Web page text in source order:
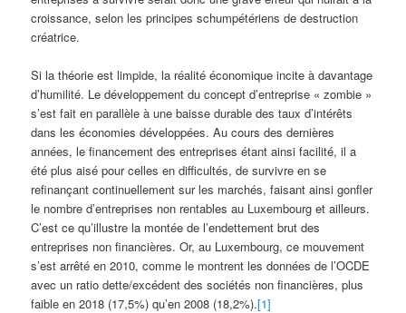
croissance, selon les principes schumpétériens de destruction
créatrice.
Si la théorie est limpide, la réalité économique incite à davantage
d’humilité. Le développement du concept d’entreprise « zombie »
s’est fait en parallèle à une baisse durable des taux d’intérêts
dans les économies développées. Au cours des dernières
années, le financement des entreprises étant ainsi facilité, il a
été plus aisé pour celles en difficultés, de survivre en se
refinançant continuellement sur les marchés, faisant ainsi gonfler
le nombre d’entreprises non rentables au Luxembourg et ailleurs.
C’est ce qu’illustre la montée de l’endettement brut des
entreprises non financières. Or, au Luxembourg, ce mouvement
s’est arrêté en 2010, comme le montrent les données de l’OCDE
avec un ratio dette/excédent des sociétés non financières, plus
faible en 2018 (17,5%) qu’en 2008 (18,2%).[1]